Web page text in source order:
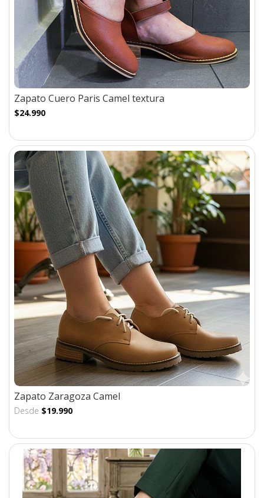
Zapato Cuero Paris Camel textura
$24.990
Zapato Zaragoza Camel
Desde $19.990